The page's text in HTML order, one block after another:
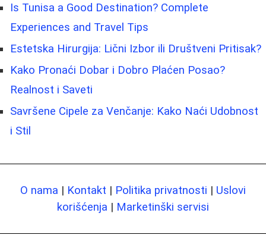
Is Tunisa a Good Destination? Complete
Experiences and Travel Tips
Estetska Hirurgija: Lični Izbor ili Društveni Pritisak?
Kako Pronaći Dobar i Dobro Plaćen Posao?
Realnost i Saveti
Savršene Cipele za Venčanje: Kako Naći Udobnost
i Stil
O nama | Kontakt | Politika privatnosti | Uslovi
korišćenja | Marketinški servisi